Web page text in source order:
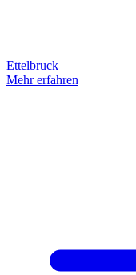
Ettelbruck
Mehr erfahren